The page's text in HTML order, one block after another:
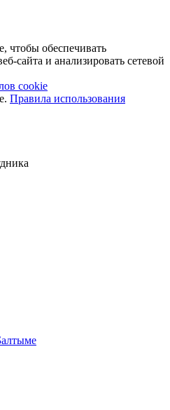
чтобы обеспечивать
сайта и анализировать сетевой
cookie
Правила использования